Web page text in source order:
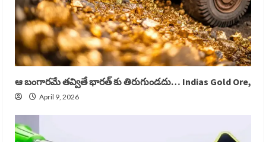
ఆ బంగారమే తవ్వితే భారత్ కు తిరుగుండదు… Indias Gold Ore,
April 9, 2026